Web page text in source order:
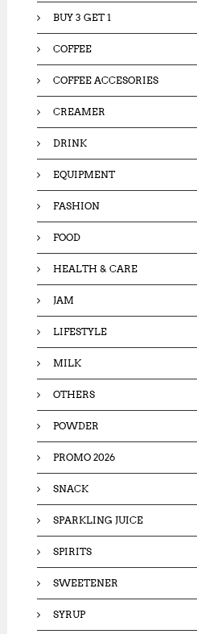
BUY 3 GET 1
COFFEE
COFFEE ACCESORIES
CREAMER
DRINK
EQUIPMENT
FASHION
FOOD
HEALTH & CARE
JAM
LIFESTYLE
MILK
OTHERS
POWDER
PROMO 2026
SNACK
SPARKLING JUICE
SPIRITS
SWEETENER
SYRUP